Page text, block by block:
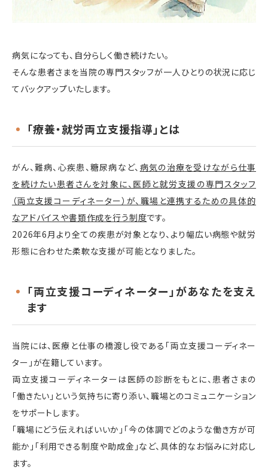
病気になっても、自分らしく働き続けたい。
そんな患者さまを当院の専門スタッフが一人ひとりの状況に応じ
てバックアップいたします。
「療養・就労両立支援指導」とは
がん、難病、心疾患、糖尿病など、 病気の治療を受けながら仕事
を続けたい患者さんを対象に、医師と就労支援の専門スタッフ
（両立支援コーディネーター）が、職場と連携するための具体的
なアドバイスや書類作成を行う制度です。
2026年6月より全ての疾患が対象となり、より幅広い病態や就労
形態に合わせた柔軟な支援が可能となりました。
「両立支援コーディネーター」があなたを支え
ます
当院には、医療と仕事の橋渡し役である「両立支援コーディネー
ター」が在籍しています。
両立支援コーディネーターは医師の診断をもとに、患者さまの
「働きたい」という気持ちに寄り添い、職場とのコミュニケーション
をサポートします。
「職場にどう伝えればいいか」「今の体調でどのような働き方が可
能か」「利用できる制度や助成金」など、具体的なお悩みに対応し
ます。